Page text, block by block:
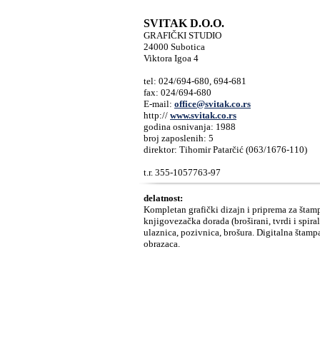
SVITAK D.O.O.
GRAFIČKI STUDIO
24000 Subotica
Viktora Igoa 4
tel: 024/694-680, 694-681
fax: 024/694-680
E-mail: office@svitak.co.rs
http:// www.svitak.co.rs
godina osnivanja: 1988
broj zaposlenih: 5
direktor: Tihomir Patarčić (063/1676-110)
t.r. 355-1057763-97
delatnost:
Kompletan grafički dizajn i priprema za
knjigovezačka dorada (broširani, tvrdi i
ulaznica, pozivnica, brošura. Digitalna
obrazaca.